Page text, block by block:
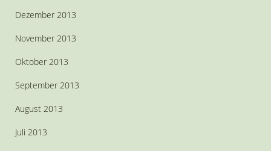
Dezember 2013
November 2013
Oktober 2013
September 2013
August 2013
Juli 2013